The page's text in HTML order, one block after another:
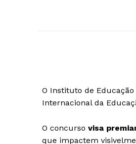
O Instituto de
Internacional da
O concurso visa
que impactem